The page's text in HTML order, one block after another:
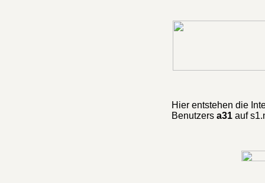
Hier entstehen die
Benutzers a31 auf